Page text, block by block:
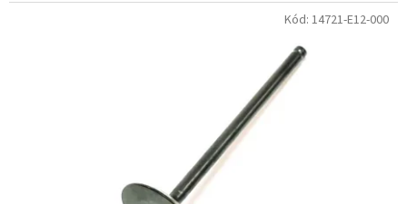
Kód: 14721-E12-000